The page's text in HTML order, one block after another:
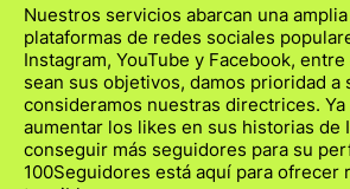
Nuestros servicios abarcan una
plataformas de redes sociales
Instagram, YouTube y Facebook,
sean sus objetivos, damos prioridad a
consideramos nuestras directrices.
aumentar los likes en sus historias de
conseguir más seguidores para su
100Seguidores está aquí para ofrecer